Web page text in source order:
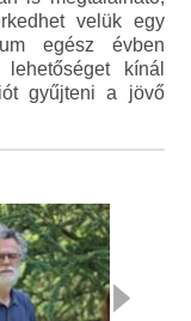
velük egy
egész évben
kínál
gyűjteni a jövő